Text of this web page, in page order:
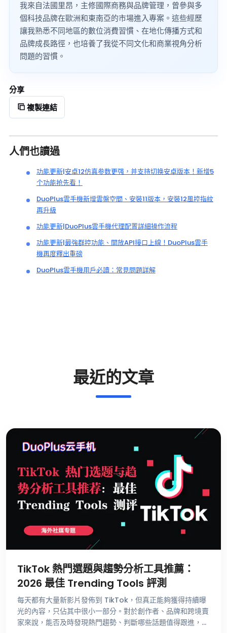
我來自法國里昂，主修國際商務與品牌管理，曾參與多
個科技品牌在歐洲和東南亞的市場進入專案。這些經歷
讓我熟悉不同地區的數位消費習慣、在地化傳播方式和
品牌成長路徑，也培養了我從不同文化和商業視角分析
問題的習慣。
分享
複製連結
人們也讀過
功能更新|安卓12仿真参数更强，并支持切换安卓版本！新增5
个功能抢先看！
DuoPlus雲手機新增雲盤空間、安裝11版本，安裝12風控指紋
再升級
功能更新|DuoPlus雲手機代理配置詳細操作流程
功能更新|最強群控功能、開放API接口上線！DuoPlus雲手
機再度釋出重磅
DuoPlus雲手機用戶必讀：常見問題詳解
最近的文章
TikTok 熱門選題與趨勢分析工具推薦：
2026 最佳 Trending Tools 評測
每天都有大量新影片發佈到 TikTok，但真正能夠獲得持續曝
光的內容，只佔其中很小一部分。對於創作者、品牌和跨境賣
家來說，能否及時發現熱門趨勢、判斷哪些話題值得跟進，比